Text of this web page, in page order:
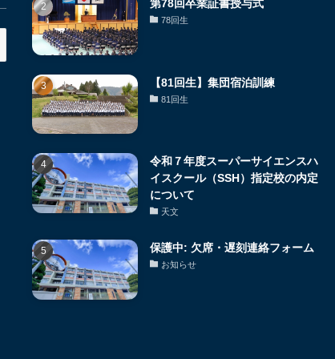
第78回卒業証書授与式
78回生
【81回生】集団宿泊訓練
81回生
令和７年度スーパーサイエンスハ
イスクール（SSH）指定校の内定
について
天文
保護中: 欠席・遅刻連絡フォーム
お知らせ